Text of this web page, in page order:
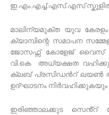
ഇ.എം.എച്ച്.എസ്.എസ് സ്കൂളിൽ
മാലിന്യമുക്ത യുവ
ക്യാമ്പിന്റെ സമാപന
ജോസഫ്സ് കോളേജ് വൈസ്
വി.കെ അധ്യക്ഷത
ക്ലബ് പ്രസിഡൻറ് ലയൺ
ഉദ്ഘാടനം
ഇരിഞ്ഞാലക്കുട